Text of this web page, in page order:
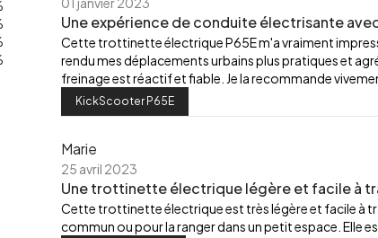
Une expérience de conduite électrisante
Cette trottinette électrique P65E m'a vraiment
rendu mes déplacements urbains plus pratiques et
freinage est réactif et fiable. Je la recommande
KickScooter P65E
Marie
25 avril 2023
Une trottinette électrique légère et facile à
Cette trottinette électrique est très légère et facile à
commun ou pour la ranger dans un petit espace. Elle